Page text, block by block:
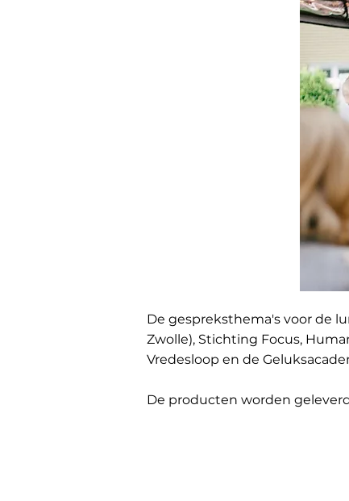
De gespreksthema's voor de
Zwolle), Stichting Focus,
Vredesloop en de
De producten worden